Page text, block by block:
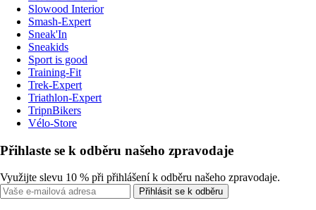
Slowood Interior
Smash-Expert
Sneak'In
Sneakids
Sport is good
Training-Fit
Trek-Expert
Triathlon-Expert
TripnBikers
Vélo-Store
Přihlaste se k odběru našeho zpravodaje
Využijte slevu 10 % při přihlášení k odběru našeho zpravodaje.
Přihlásit se k odběru